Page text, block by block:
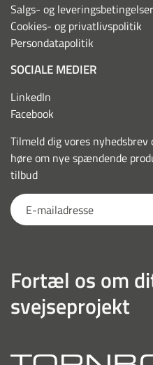
Salgs- og leveringsbetingelser
Cookies- og privatlivspolitik
Persondatapolitik
SOCIALE MEDIER
LinkedIn
Facebook
Tilmeld dig vores
høre om nye spændende
tilbud
Fortæl os om
svejseprojekt